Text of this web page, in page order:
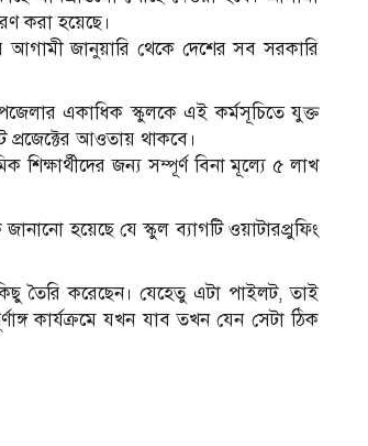
করা হয়েছে।
আগামী জানুয়ারি থেকে দেশের সব সরকারি
একাধিক স্কুলকে এই কর্মসূচিতে যুক্ত
প্রজেক্টের আওতায় থাকবে।
শিক্ষার্থীদের জন্য সম্পূর্ণ বিনা মূল্যে ৫ লাখ
জানানো হয়েছে যে স্কুল ব্যাগটি ওয়াটারপ্রুফিং
তৈরি করেছেন। যেহেতু এটা পাইলট, তাই
কার্যক্রমে যখন যাব তখন যেন সেটা ঠিক